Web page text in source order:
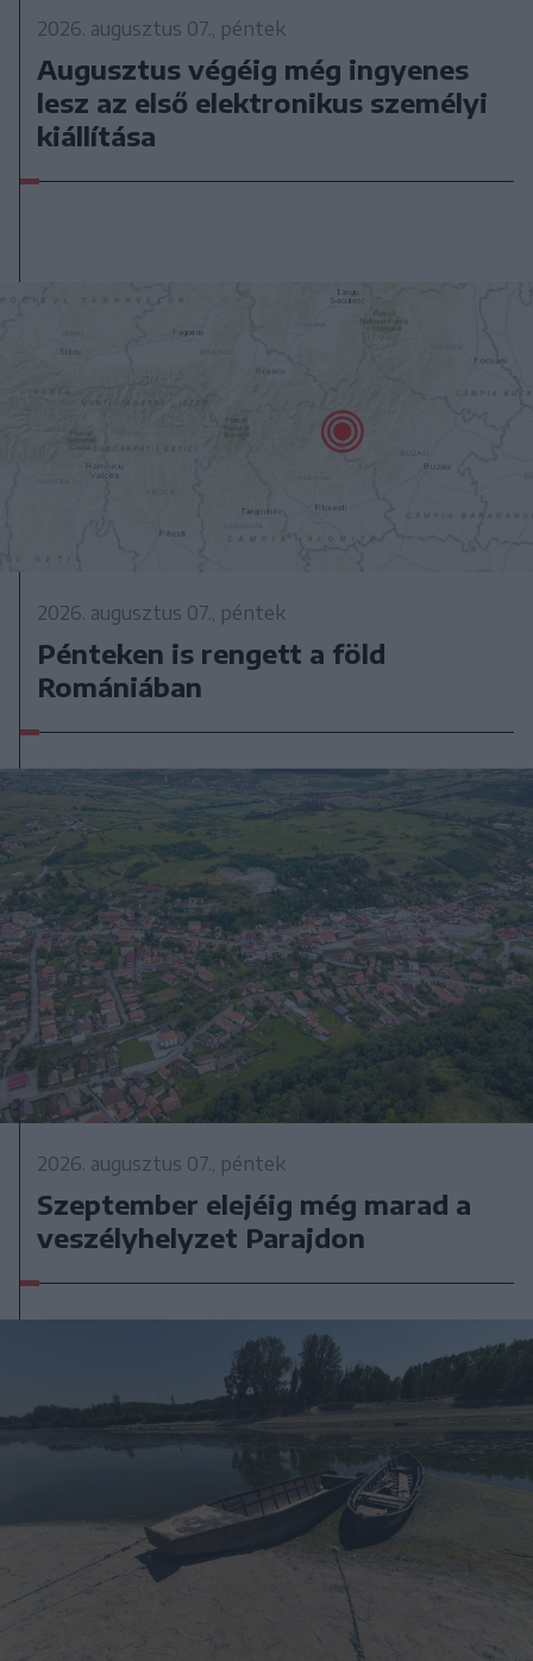
2026. augusztus 07., péntek
Augusztus végéig még ingyenes
lesz az első elektronikus személyi
kiállítása
2026. augusztus 07., péntek
Pénteken is rengett a föld
Romániában
2026. augusztus 07., péntek
Szeptember elejéig még marad a
veszélyhelyzet Parajdon